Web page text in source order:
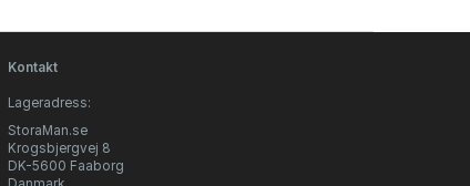
Kontakt
Lageradress:
StoraMan.se
Krogsbjergvej 8
DK-5600 Faaborg